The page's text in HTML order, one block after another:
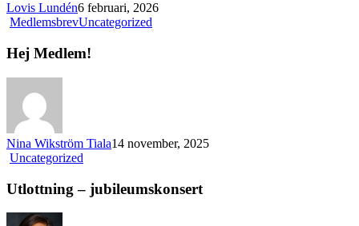
Lovis Lundén6 februari, 2026
MedlemsbrevUncategorized
Hej Medlem!
Nina Wikström Tiala14 november, 2025
Uncategorized
jubileumskonsert
Utlottning – jubileumskonsert